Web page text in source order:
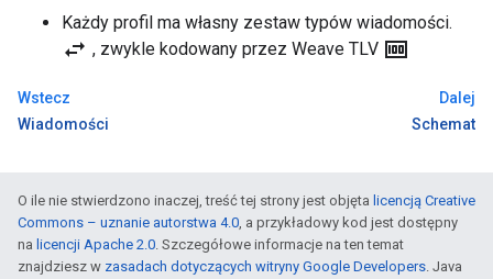
Każdy profil ma własny zestaw typów wiadomości.
swap_horiz , zwykle kodowany przez Weave TLV money
Wstecz
Wiadomości
Dalej
Schemat
O ile nie stwierdzono inaczej, treść tej strony jest objęta licencją Creative
Commons – uznanie autorstwa 4.0, a przykładowy kod jest dostępny
na licencji Apache 2.0. Szczegółowe informacje na ten temat
znajdziesz w zasadach dotyczących witryny Google Developers. Java